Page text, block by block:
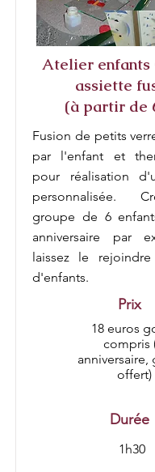
Atelier enfants
assiette
(à partir de
Fusion de petits
par l'enfant et
pour réalisation
personnalisée.
groupe de 6
anniversaire par
laissez le
d'enfants.
Prix
18 euros
compris
anniversaire,
offert)
Durée
1h30